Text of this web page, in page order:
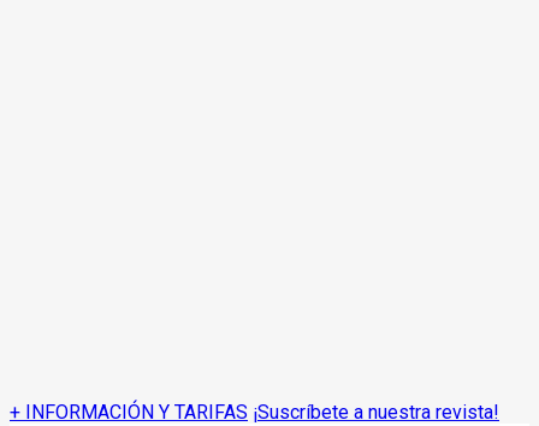
+ INFORMACIÓN Y TARIFAS ¡Suscríbete a nuestra revista!